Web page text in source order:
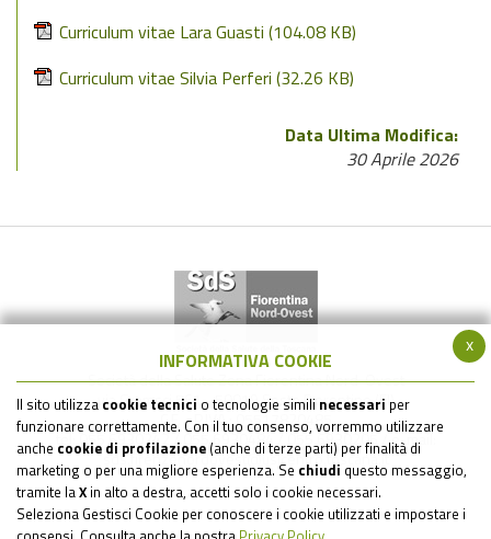
Curriculum vitae Lara Guasti (104.08 KB)
Curriculum vitae Silvia Perferi (32.26 KB)
Data Ultima Modifica:
30 Aprile 2026
Società della Salute Zona Fiorentina Nord-Ovest
via Gramsci 561 - 50019 Sesto Fiorentino (FI)
C.F. - P.IVA : 05517820485
tel: 055 6930242 / 055 6930484 / 055 6930205 / e-mail:
sds.firenzenordovest@uslcentro.toscana.it
x
INFORMATIVA COOKIE
Il sito utilizza cookie tecnici o tecnologie simili necessari per
funzionare correttamente. Con il tuo consenso, vorremmo utilizzare
anche cookie di profilazione (anche di terze parti) per finalità di
marketing o per una migliore esperienza. Se chiudi questo messaggio,
tramite laX in alto a destra, accetti solo i cookie necessari.
Seleziona Gestisci Cookie per conoscere i cookie utilizzati e impostare i